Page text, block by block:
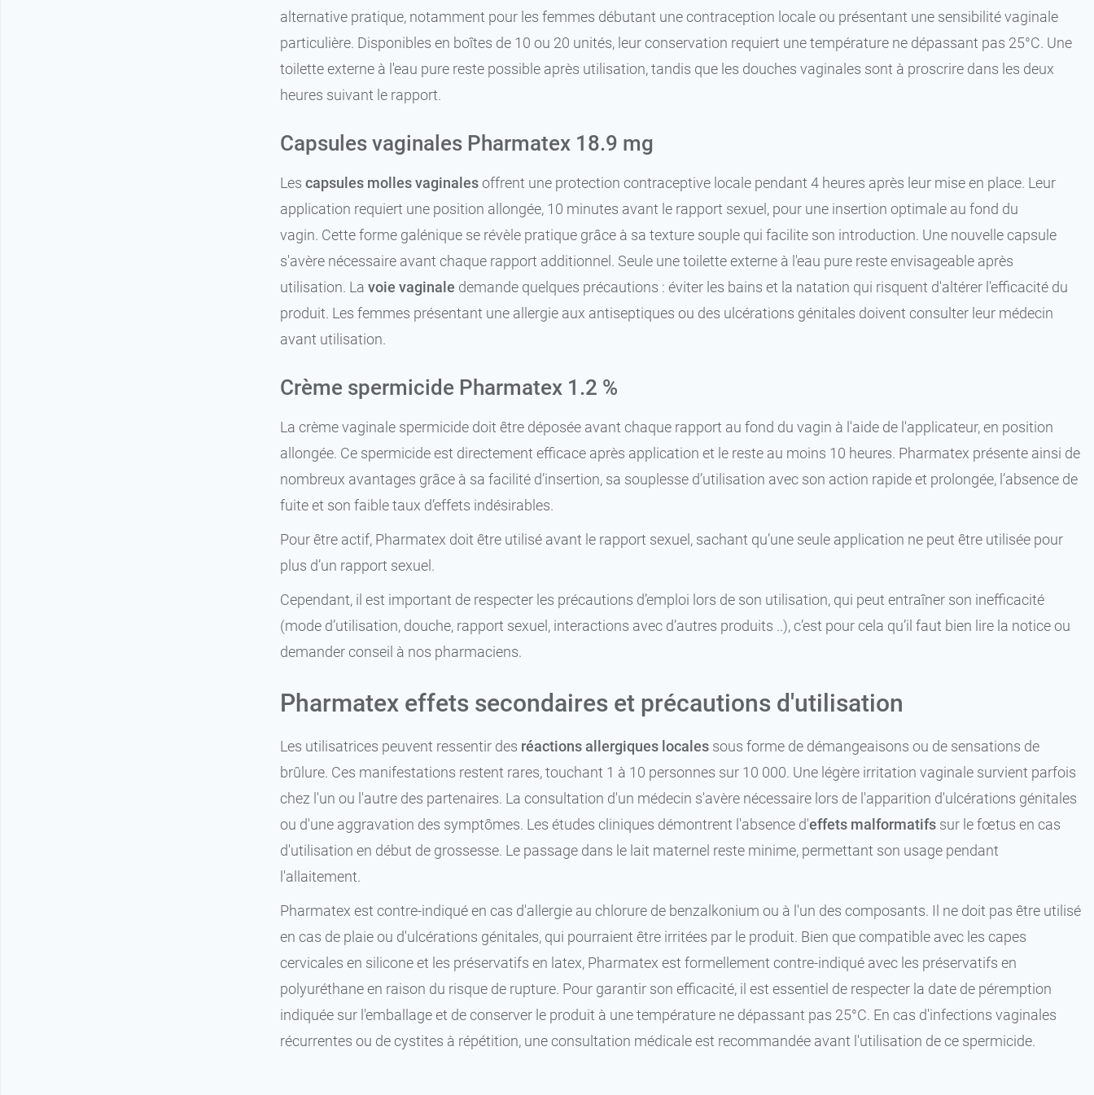
alternative pratique, notamment pour les femmes débutant une contraception locale ou présentant une sensibilité vaginale
particulière. Disponibles en boîtes de 10 ou 20 unités, leur conservation requiert une température ne dépassant pas 25°C. Une
toilette externe à l'eau pure reste possible après utilisation, tandis que les douches vaginales sont à proscrire dans les deux
heures suivant le rapport.
Capsules vaginales Pharmatex 18.9 mg
Les capsules molles vaginalesoffrent une protection contraceptive locale pendant 4 heures après leur mise en place. Leur
application requiert une position allongée, 10 minutes avant le rapport sexuel, pour une insertion optimale au fond du
vagin. Cette forme galénique se révèle pratique grâce à sa texture souple qui facilite son introduction. Une nouvelle capsule
s'avère nécessaire avant chaque rapport additionnel. Seule une toilette externe à l'eau pure reste envisageable après
utilisation. La voie vaginale demande quelques précautions : éviter les bains et la natation qui risquent d'altérer l'efficacité du
produit. Les femmes présentant une allergie aux antiseptiques ou des ulcérations génitales doivent consulter leur médecin
avant utilisation.
Crème spermicide Pharmatex 1.2 %
La crème vaginale spermicide doit être déposée avant chaque rapport au fond du vagin à l'aide de l'applicateur, en position
allongée. Ce spermicide est directement efficace après application et le reste au moins 10 heures. Pharmatex présente ainsi de
nombreux avantages grâce à sa facilité d’insertion, sa souplesse d’utilisation avec son action rapide et prolongée, l’absence de
fuite et son faible taux d’effets indésirables.
Pour être actif, Pharmatex doit être utilisé avant le rapport sexuel, sachant qu’une seule application ne peut être utilisée pour
plus d’un rapport sexuel.
Cependant, il est important de respecter les précautions d’emploi lors de son utilisation, qui peut entraîner son inefficacité
(mode d’utilisation, douche, rapport sexuel, interactions avec d’autres produits ..), c’est pour cela qu’il faut bien lire la notice ou
demander conseil à nos pharmaciens.
Pharmatex effets secondaires et précautions d'utilisation
Les utilisatrices peuvent ressentir des réactions allergiques localessous forme de démangeaisons ou de sensations de
brûlure. Ces manifestations restent rares, touchant 1 à 10 personnes sur 10 000. Une légère irritation vaginale survient parfois
chez l'un ou l'autre des partenaires. La consultation d'un médecin s'avère nécessaire lors de l'apparition d'ulcérations génitales
ou d'une aggravation des symptômes. Les études cliniques démontrent l'absence d'effets malformatifssur le fœtus en cas
d'utilisation en début de grossesse. Le passage dans le lait maternel reste minime, permettant son usage pendant
l'allaitement.
Pharmatex est contre-indiqué en cas d'allergie au chlorure de benzalkonium ou à l'un des composants. Il ne doit pas être utilisé
en cas de plaie ou d'ulcérations génitales, qui pourraient être irritées par le produit. Bien que compatible avec les capes
cervicales en silicone et les préservatifs en latex, Pharmatex est formellement contre-indiqué avec les préservatifs en
polyuréthane en raison du risque de rupture. Pour garantir son efficacité, il est essentiel de respecter la date de péremption
indiquée sur l'emballage et de conserver le produit à une température ne dépassant pas 25°C. En cas d'infections vaginales
récurrentes ou de cystites à répétition, une consultation médicale est recommandée avant l'utilisation de ce spermicide.